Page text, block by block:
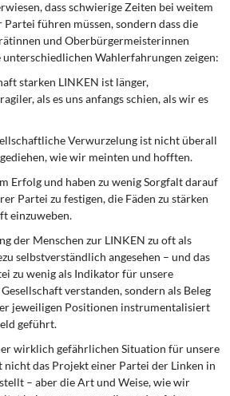
Moderne
Stiftung
dass schwierige Zeiten bei weitem
führen müssen, sondern dass die
und Oberbürgermeisterinnen
Wahlerfahrungen zeigen:
starken LINKEN ist länger,
als es uns anfangs schien, als wir es
Verwurzelung ist nicht überall
wie wir meinten und hofften.
Erfolg und haben zu wenig Sorgfalt darauf
Partei zu festigen, die Fäden zu stärken
einzuweben.
der Menschen zur LINKEN zu oft als
selbstverständlich angesehen – und das
zu wenig als Indikator für unsere
verstanden, sondern als Beleg
jeweiligen Positionen instrumentalisiert
geführt.
wirklich gefährlichen Situation für unsere
nicht das Projekt einer Partei der Linken in
– aber die Art und Weise, wie wir